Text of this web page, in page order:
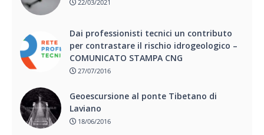
22/03/2021
Dai professionisti tecnici un contributo
per contrastare il rischio idrogeologico –
COMUNICATO STAMPA CNG
27/07/2016
Geoescursione al ponte Tibetano di
Laviano
18/06/2016